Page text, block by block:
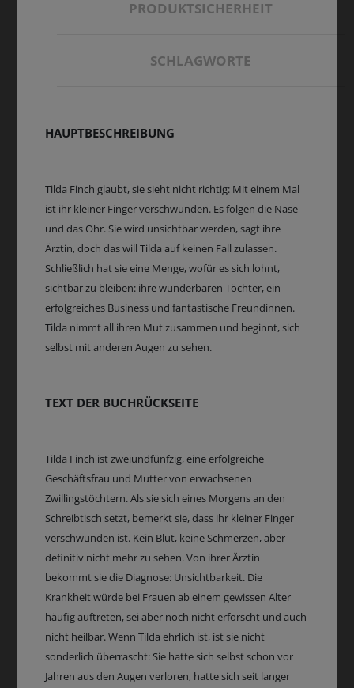
PRODUKTSICHERHEIT
SCHLAGWORTE
HAUPTBESCHREIBUNG
Tilda Finch glaubt, sie sieht nicht richtig: Mit einem Mal
ist ihr kleiner Finger verschwunden. Es folgen die Nase
und das Ohr. Sie wird unsichtbar werden, sagt ihre
Ärztin, doch das will Tilda auf keinen Fall zulassen.
Schließlich hat sie eine Menge, wofür es sich lohnt,
sichtbar zu bleiben: ihre wunderbaren Töchter, ein
erfolgreiches Business und fantastische Freundinnen.
Tilda nimmt all ihren Mut zusammen und beginnt, sich
selbst mit anderen Augen zu sehen.
TEXT DER BUCHRÜCKSEITE
Tilda Finch ist zweiundfünfzig, eine erfolgreiche
Geschäftsfrau und Mutter von erwachsenen
Zwillingstöchtern. Als sie sich eines Morgens an den
Schreibtisch setzt, bemerkt sie, dass ihr kleiner Finger
verschwunden ist. Kein Blut, keine Schmerzen, aber
definitiv nicht mehr zu sehen. Von ihrer Ärztin
bekommt sie die Diagnose: Unsichtbarkeit. Die
Krankheit würde bei Frauen ab einem gewissen Alter
häufig auftreten, sei aber noch nicht erforscht und auch
nicht heilbar. Wenn Tilda ehrlich ist, ist sie nicht
sonderlich überrascht: Sie hatte sich selbst schon vor
Jahren aus den Augen verloren, hatte sich seit langer